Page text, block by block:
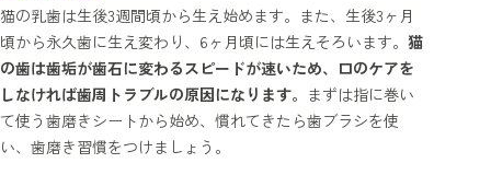
猫の乳歯は生後3週間頃から生え始めます。また、生後3ヶ月
頃から永久歯に生え変わり、6ヶ月頃には生えそろいます。 猫
の歯は歯垢が歯石に変わるスピードが速いため、口のケアを
しなければ歯周トラブルの原因になります。 まずは指に巻い
て使う歯磨きシートから始め、慣れてきたら歯ブラシを使
い、歯磨き習慣をつけましょう。